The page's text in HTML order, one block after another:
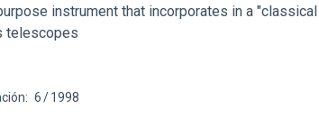
instrument that incorporates in a
telescopes
6 1998